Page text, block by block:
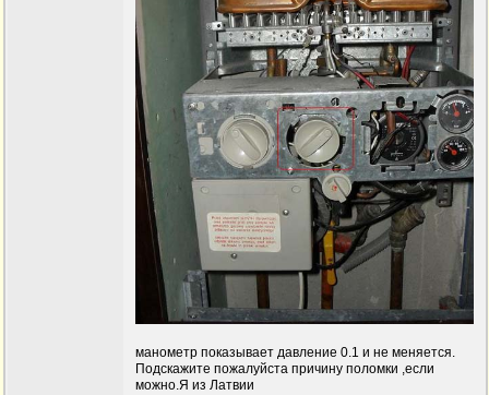
манометр показывает давление 0.1 и не меняется.
Подскажите пожалуйста причину поломки ,если
можно.Я из Латвии